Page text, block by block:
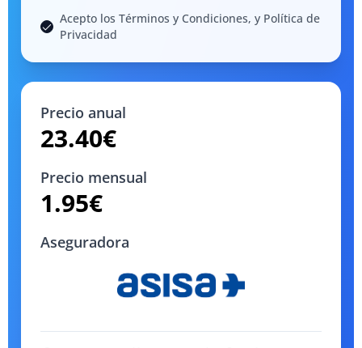
Acepto los Términos y Condiciones, y Política de
Privacidad
Precio anual
23.40€
Precio mensual
1.95€
Aseguradora